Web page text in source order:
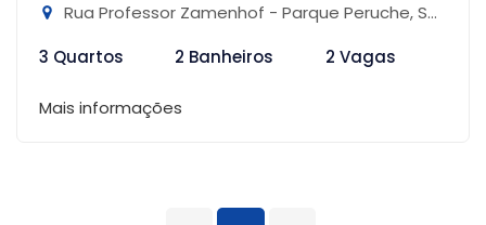
Rua Professor Zamenhof - Parque Peruche, São Paulo-SP
3 Quartos
2 Banheiros 2 Vagas
Mais informações